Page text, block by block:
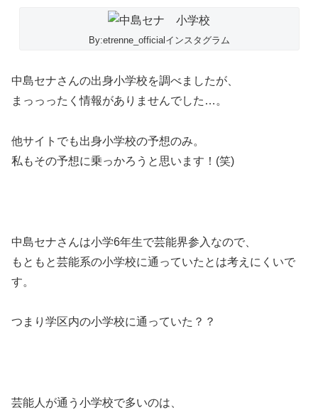
By:etrenne_officialインスタグラム
中島セナさんの出身小学校を調べましたが、
まっっったく情報がありませんでした…。
他サイトでも出身小学校の予想のみ。
私もその予想に乗っかろうと思います！(笑)
中島セナさんは小学6年生で芸能界参入なので、
もともと芸能系の小学校に通っていたとは考えにくいで
す。
つまり学区内の小学校に通っていた？？
芸能人が通う小学校で多いのは、